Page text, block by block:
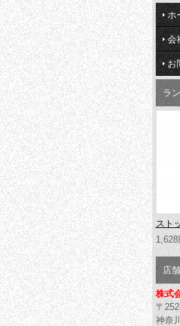
ホ
会
お
ラ
スト
店
株式
〒
神奈